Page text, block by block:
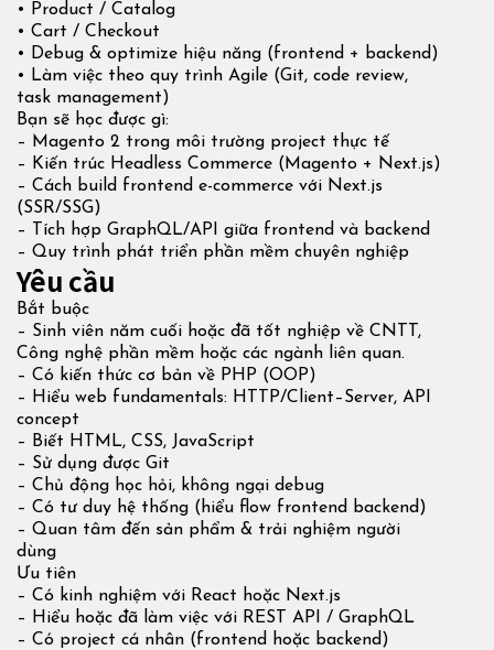
• Product / Catalog
• Cart / Checkout
• Debug & optimize hiệu năng (frontend + backend)
• Làm việc theo quy trình Agile (Git, code review,
task management)
Bạn sẽ học được gì:
– Magento 2 trong môi trường project thực tế
– Kiến trúc Headless Commerce (Magento + Next.js)
– Cách build frontend e-commerce với Next.js
(SSR/SSG)
– Tích hợp GraphQL/API giữa frontend và backend
– Quy trình phát triển phần mềm chuyên nghiệp
Yêu cầu
Bắt buộc
– Sinh viên năm cuối hoặc đã tốt nghiệp về CNTT,
Công nghệ phần mềm hoặc các ngành liên quan.
– Có kiến thức cơ bản về PHP (OOP)
– Hiểu web fundamentals: HTTP/Client–Server, API
concept
– Biết HTML, CSS, JavaScript
– Sử dụng được Git
– Chủ động học hỏi, không ngại debug
– Có tư duy hệ thống (hiểu flow frontend backend)
– Quan tâm đến sản phẩm & trải nghiệm người
dùng
Ưu tiên
– Có kinh nghiệm với React hoặc Next.js
– Hiểu hoặc đã làm việc với REST API / GraphQL
– Có project cá nhân (frontend hoặc backend)